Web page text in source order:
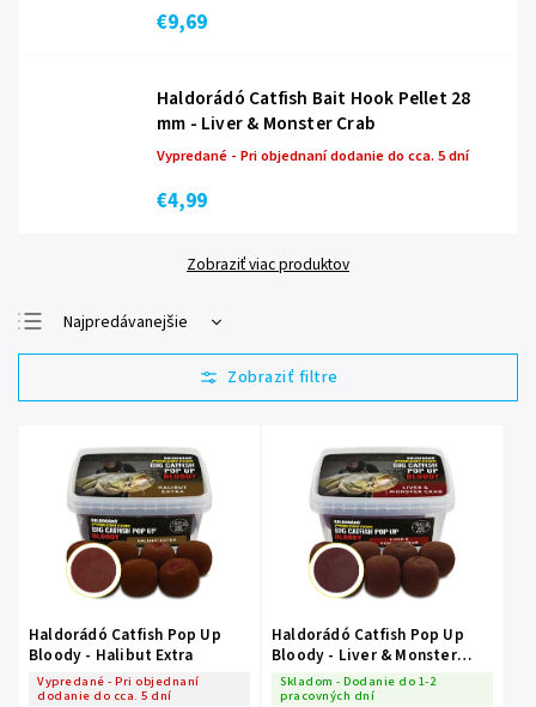
€9,69
Haldorádó Catfish Bait Hook Pellet 28
mm - Liver & Monster Crab
Vypredané - Pri objednaní dodanie do cca. 5 dní
€4,99
Zobraziť viac produktov
Najpredávanejšie
Najlacnejšie
Najdrahšie
Haldorádó Catfish Pop Up
Bloody - Halibut Extra
Vypredané - Pri objednaní
dodanie do cca. 5 dní
Haldorádó Catfish Pop Up
Bloody - Liver & Monster
Crab
Skladom - Dodanie do 1-2
pracovných dní